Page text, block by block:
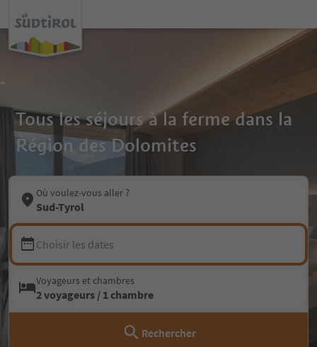
Tous les séjours à la ferme dans la
Région des Dolomites
Où voulez-vous aller ?
Sud-Tyrol
Choisir les dates
Voyageurs et chambres
2 voyageurs / 1 chambre
Rechercher